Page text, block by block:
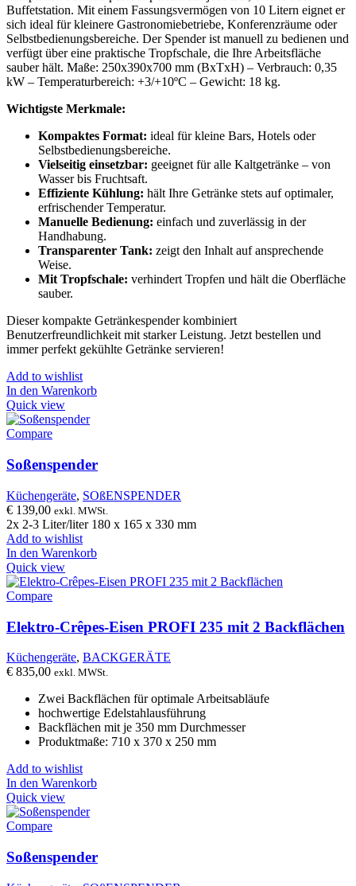
Buffetstation. Mit einem Fassungsvermögen von 10 Litern eignet er
sich ideal für kleinere Gastronomiebetriebe, Konferenzräume oder
Selbstbedienungsbereiche. Der Spender ist manuell zu bedienen und
verfügt über eine praktische Tropfschale, die Ihre Arbeitsfläche
sauber hält. Maße: 250x390x700 mm (BxTxH) – Verbrauch: 0,35
kW – Temperaturbereich: +3/+10ºC – Gewicht: 18 kg.
Wichtigste Merkmale:
Kompaktes Format: ideal für kleine Bars, Hotels oder
Selbstbedienungsbereiche.
Vielseitig einsetzbar: geeignet für alle Kaltgetränke – von
Wasser bis Fruchtsaft.
Effiziente Kühlung: hält Ihre Getränke stets auf optimaler,
erfrischender Temperatur.
Manuelle Bedienung: einfach und zuverlässig in der
Handhabung.
Transparenter Tank: zeigt den Inhalt auf ansprechende
Weise.
Mit Tropfschale: verhindert Tropfen und hält die Oberfläche
sauber.
Dieser kompakte Getränkespender kombiniert
Benutzerfreundlichkeit mit starker Leistung. Jetzt bestellen und
immer perfekt gekühlte Getränke servieren!
Add to wishlist
In den Warenkorb
Quick view
Compare
Soßenspender
Küchengeräte, SOßENSPENDER
€ 139,00 exkl. MWSt.
2x 2-3 Liter/liter 180 x 165 x 330 mm
Add to wishlist
In den Warenkorb
Quick view
Compare
Elektro-Crêpes-Eisen PROFI 235 mit 2 Backflächen
Küchengeräte, BACKGERÄTE
€ 835,00 exkl. MWSt.
Zwei Backflächen für optimale Arbeitsabläufe
hochwertige Edelstahlausführung
Backflächen mit je 350 mm Durchmesser
Produktmaße: 710 x 370 x 250 mm
Add to wishlist
In den Warenkorb
Quick view
Compare
Soßenspender